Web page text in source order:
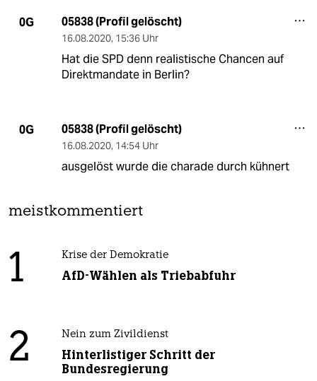
0G 05838 (Profil gelöscht)
16.08.2020, 15:36 Uhr
Hat die SPD denn realistische Chancen auf
Direktmandate in Berlin?
0G 05838 (Profil gelöscht)
16.08.2020, 14:54 Uhr
ausgelöst wurde die charade durch kühnert
meistkommentiert
1 Krise der Demokratie
AfD-Wählen als Triebabfuhr
2 Nein zum Zivildienst
Hinterlistiger Schritt der
Bundesregierung